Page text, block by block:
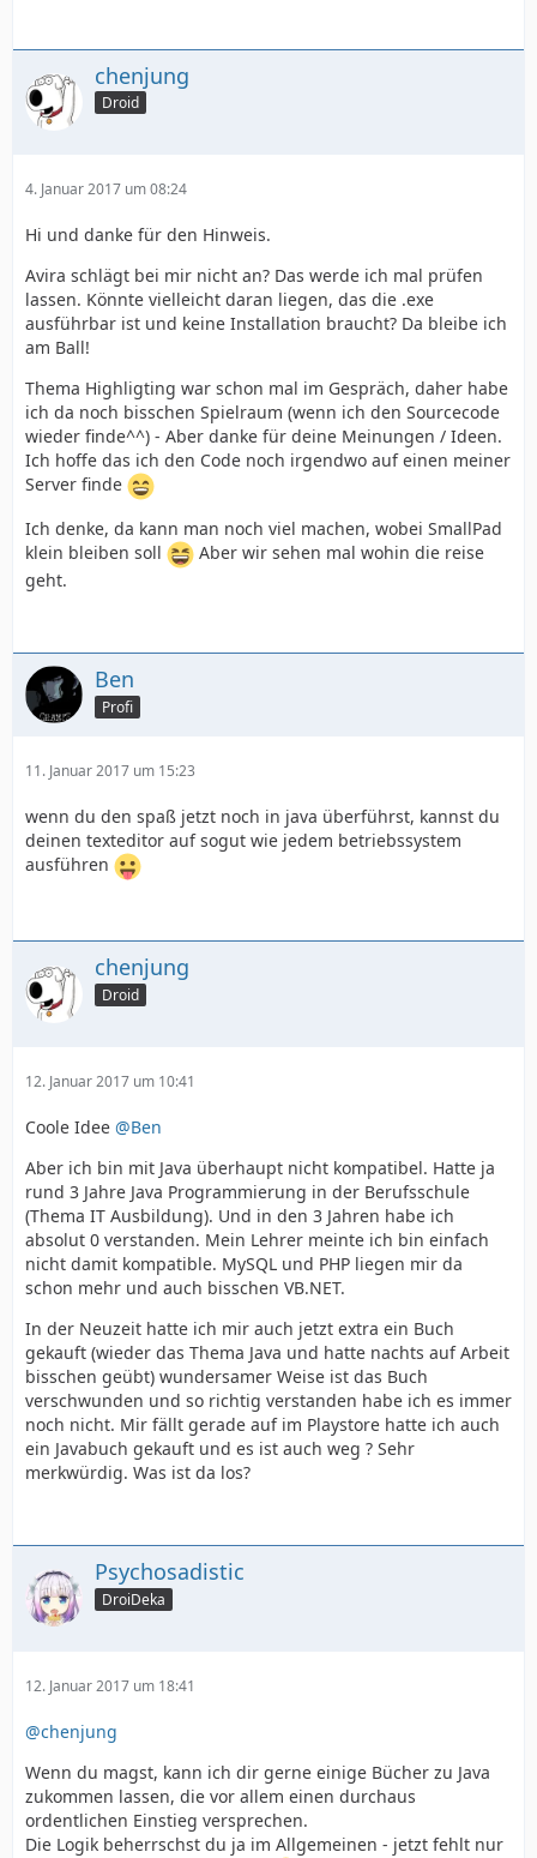
chenjung
Droid
4. Januar 2017 um 08:24
Hi und danke für den Hinweis.
Avira schlägt bei mir nicht an? Das werde ich mal prüfen
lassen. Könnte vielleicht daran liegen, das die .exe
ausführbar ist und keine Installation braucht? Da bleibe ich
am Ball!
Thema Highligting war schon mal im Gespräch, daher habe
ich da noch bisschen Spielraum (wenn ich den Sourcecode
wieder finde^^) - Aber danke für deine Meinungen / Ideen.
Ich hoffe das ich den Code noch irgendwo auf einen meiner
Server finde
Ich denke, da kann man noch viel machen, wobei SmallPad
klein bleiben soll
Aber wir sehen mal wohin die reise
geht.
Ben
Profi
11. Januar 2017 um 15:23
wenn du den spaß jetzt noch in java überführst, kannst du
deinen texteditor auf sogut wie jedem betriebssystem
ausführen
chenjung
Droid
12. Januar 2017 um 10:41
Coole Idee @Ben
Aber ich bin mit Java überhaupt nicht kompatibel. Hatte ja
rund 3 Jahre Java Programmierung in der Berufsschule
(Thema IT Ausbildung). Und in den 3 Jahren habe ich
absolut 0 verstanden. Mein Lehrer meinte ich bin einfach
nicht damit kompatible. MySQL und PHP liegen mir da
schon mehr und auch bisschen VB.NET.
In der Neuzeit hatte ich mir auch jetzt extra ein Buch
gekauft (wieder das Thema Java und hatte nachts auf Arbeit
bisschen geübt) wundersamer Weise ist das Buch
verschwunden und so richtig verstanden habe ich es immer
noch nicht. Mir fällt gerade auf im Playstore hatte ich auch
ein Javabuch gekauft und es ist auch weg ? Sehr
merkwürdig. Was ist da los?
Psychosadistic
DroiDeka
12. Januar 2017 um 18:41
@chenjung
Wenn du magst, kann ich dir gerne einige Bücher zu Java
zukommen lassen, die vor allem einen durchaus
ordentlichen Einstieg versprechen.
Die Logik beherrschst du ja im Allgemeinen - jetzt fehlt nur